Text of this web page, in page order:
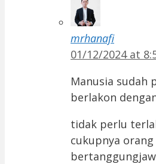
mrhanafi
01/12/2024 at
Manusia sudah
berlakon
tidak perlu
cukupnya orang